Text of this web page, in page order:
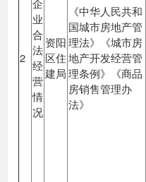
2
企
业
合
法
经
营
情
况
资阳
区住
建局
《中华人民共和
国城市房地产管
理法》《城市房
地产开发经营管
理条例》《商品
房销售管理办
法》